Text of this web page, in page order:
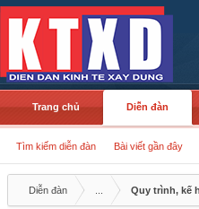
Trang chủ Diễn đàn
Tìm kiếm diễn đàn Bài viết gần đây
Diễn đàn Quy trình, kế